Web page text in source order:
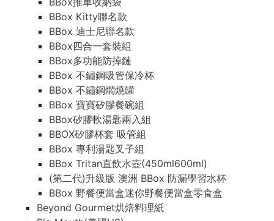
BBox Kitty聯名款
BBox 迪士尼聯名款
BBox四合一套裝組
BBox多功能防掉鏈
BBox 不鏽鋼吸管保冷杯
BBox 不鏽鋼燜燒罐
BBox 寶寶矽膠餐碗組
BBox矽膠軟湯匙兩入組
BBOX矽膠杯套 吸管組
BBox 專利湯匙叉子組
BBox Tritan直飲水壺(450ml600ml)
(第二代)升級版 澳洲 BBox 防漏學習水杯
BBox 野餐便當盒迷你野餐便當盒零食盒
Beyond Gourmet烘焙料理紙